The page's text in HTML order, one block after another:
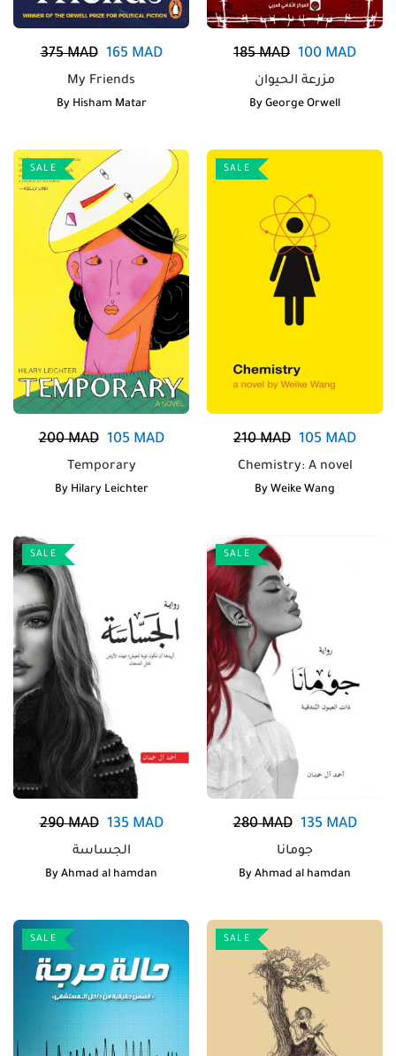
375MAD 165MAD
My Friends
By Hisham Matar
185MAD 100 MAD
مزرعة الحيوان
By George Orwell
SALE
200MAD 105MAD
Temporary
By Hilary Leichter
SALE
210MAD 105 MAD
Chemistry: A novel
By Weike Wang
SALE
290MAD 135MAD
الجساسة
By Ahmad al hamdan
SALE
280MAD 135MAD
جومانا
By Ahmad al hamdan
SALE SALE